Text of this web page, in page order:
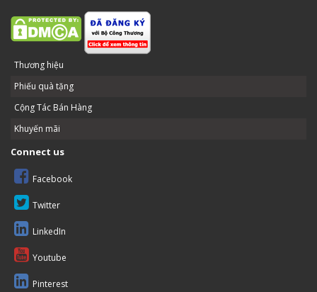
Thương hiệu
Phiếu quà tặng
Cộng Tác Bán Hàng
Khuyến mãi
Connect us
Facebook
Twitter
LinkedIn
Youtube
Pinterest